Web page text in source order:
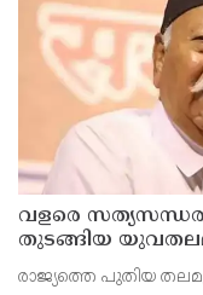
വളരെ
തുടങ്ങിയ
രാജ്യത്തെ പുതിയ